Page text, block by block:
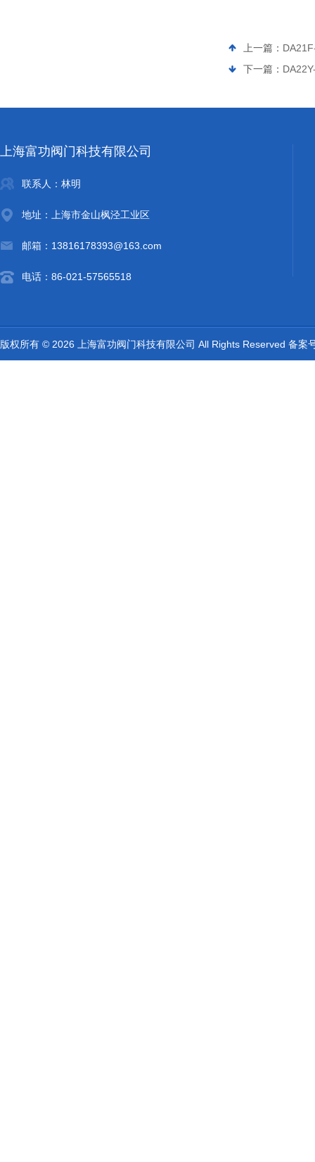
上一篇：
下一篇：
上海富功阀门科技有限公司
联系人：林明
地址：上海市金山枫泾工业区
邮箱：13816178393@163.com
电话：86-021-57565518
版权所有 © 2026 上海富功阀门科技有限公司 All Rights Reserved 备案